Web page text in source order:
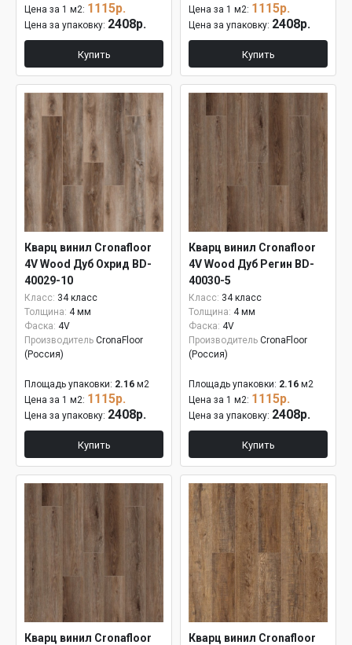
Цена за 1 м2: 1115р.
Цена за упаковку: 2408р.
Купить
Цена за 1 м2: 1115р.
Цена за упаковку: 2408р.
Купить
Кварц винил Cronafloor
4V Wood Дуб Охрид BD-
40029-10
Класс: 34 класс
Толщина: 4 мм
Фаска: 4V
Производитель CronaFloor
(Россия)
Площадь упаковки: 2.16 м2
Цена за 1 м2: 1115р.
Цена за упаковку: 2408р.
Купить
Кварц винил Cronafloor
4V Wood Дуб Регин BD-
40030-5
Класс: 34 класс
Толщина: 4 мм
Фаска: 4V
Производитель CronaFloor
(Россия)
Площадь упаковки: 2.16 м2
Цена за 1 м2: 1115р.
Цена за упаковку: 2408р.
Купить
Кварц винил Cronafloor
Кварц винил Cronafloor